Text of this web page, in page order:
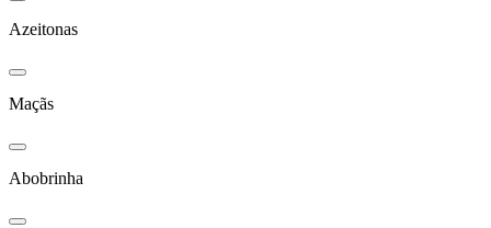
Azeitonas
Maçãs
Abobrinha